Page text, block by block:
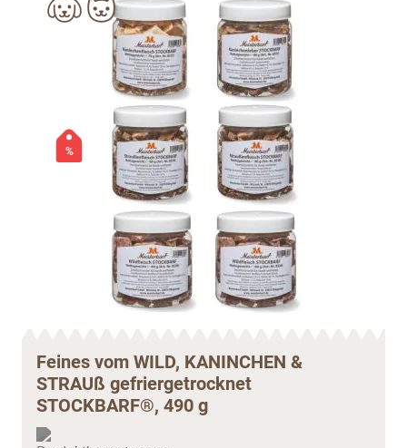
%
Feines vom WILD, KANINCHEN &
STRAUß gefriergetrocknet
STOCKBARF®, 490 g